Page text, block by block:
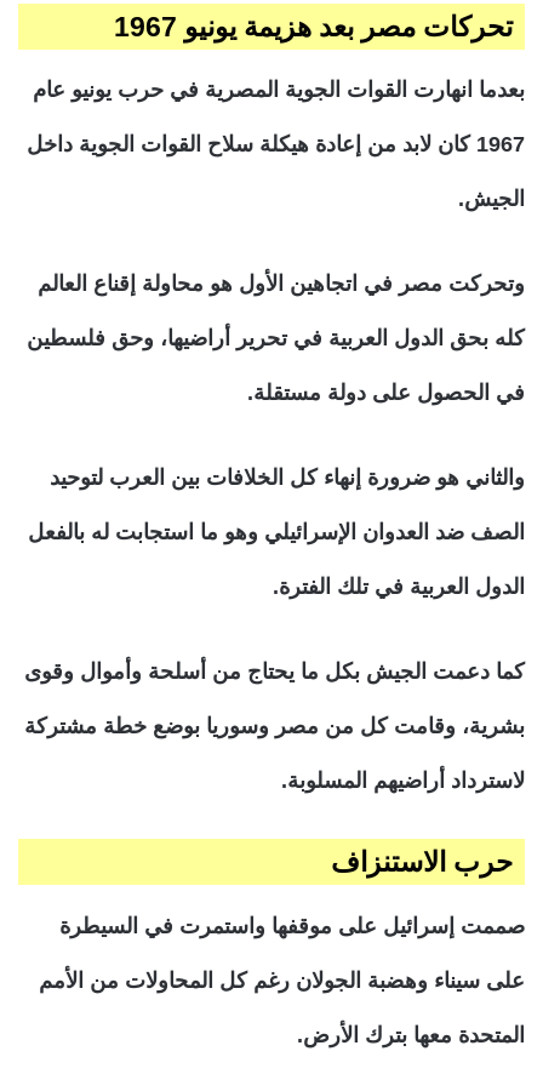
تحركات مصر بعد هزيمة يونيو 1967
بعدما انهارت القوات الجوية المصرية في حرب يونيو عام
1967 كان لابد من إعادة هيكلة سلاح القوات الجوية داخل
الجيش.
وتحركت مصر في اتجاهين الأول هو محاولة إقناع العالم
كله بحق الدول العربية في تحرير أراضيها، وحق فلسطين
في الحصول على دولة مستقلة.
والثاني هو ضرورة إنهاء كل الخلافات بين العرب لتوحيد
الصف ضد العدوان الإسرائيلي وهو ما استجابت له بالفعل
الدول العربية في تلك الفترة.
كما دعمت الجيش بكل ما يحتاج من أسلحة وأموال وقوى
بشرية، وقامت كل من مصر وسوريا بوضع خطة مشتركة
لاسترداد أراضيهم المسلوبة.
حرب الاستنزاف
صممت إسرائيل على موقفها واستمرت في السيطرة
على سيناء وهضبة الجولان رغم كل المحاولات من الأمم
المتحدة معها بترك الأرض.